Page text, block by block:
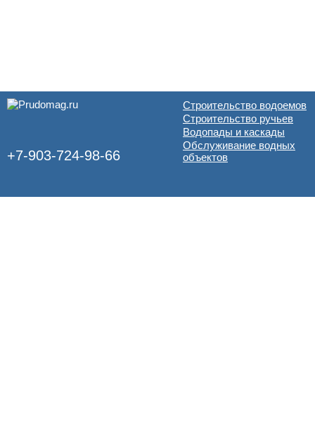
+7-903-724-98-66
Строительство водоемов
Строительство ручьев
Водопады и каскады
Обслуживание водных
объектов